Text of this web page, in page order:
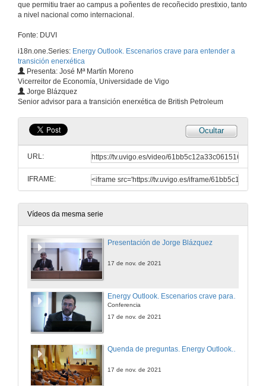
que permitiu traer ao campus a poñentes de recoñecido prestixio, tanto
a nivel nacional como internacional.
Fonte: DUVI
i18n.one.Series: Energy Outlook. Escenarios crave para entender a
transición enerxética
Presenta: José Mª Martín Moreno
Vicerreitor de Economía, Universidade de Vigo
Jorge Blázquez
Senior advisor para a transición enerxética de British Petroleum
Ocultar
URL:
IFRAME:
Vídeos da mesma serie
Presentación de Jorge Blázquez
17 de nov. de 2021
Conferencia
17 de nov. de 2021
Quenda de preguntas. Energy Outlook. Escenarios crave para entender a transición enerxética
17 de nov. de 2021